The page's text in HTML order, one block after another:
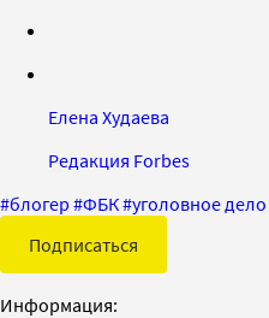
Елена Худаева
Редакция Forbes
#блогер #ФБК#уголовное дело
Подписаться
Информация: